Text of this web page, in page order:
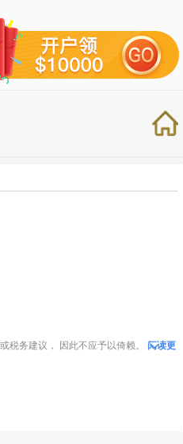
税务建议， 因此不应予以倚赖。
阅读更